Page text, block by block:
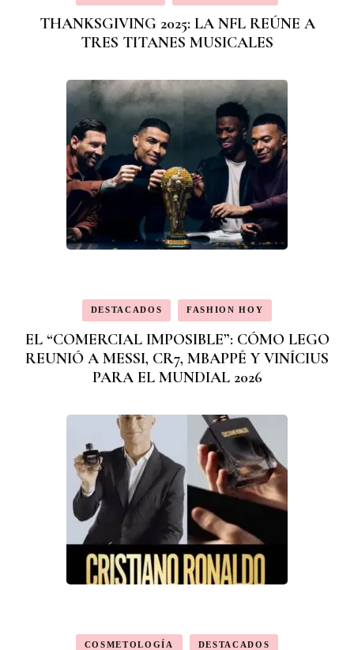
THANKSGIVING 2025: LA NFL REÚNE A
TRES TITANES MUSICALES
DESTACADOS FASHION HOY
EL “COMERCIAL IMPOSIBLE”: CÓMO LEGO
REUNIÓ A MESSI, CR7, MBAPPÉ Y VINÍCIUS
PARA EL MUNDIAL 2026
COSMETOLOGÍA DESTACADOS